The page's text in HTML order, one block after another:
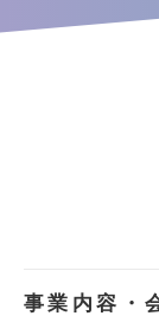
事業内容・